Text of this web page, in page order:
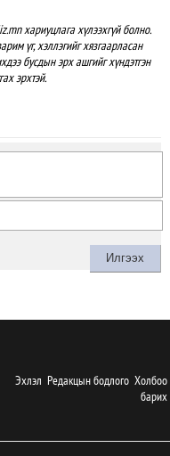
хариуцлага хүлээхгүй болно.
үг, хэллэгийг хязгаарласан
бусдын эрх ашгийг хүндэтгэн
эрхтэй.
Эхлэл Редакцын бодлого Холбоо
барих